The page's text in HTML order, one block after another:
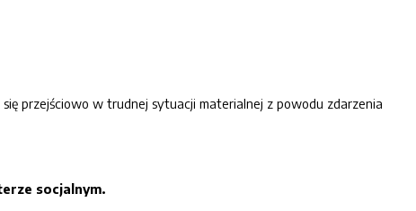
przejściowo w trudnej sytuacji materialnej z powodu zdarzenia
socjalnym.